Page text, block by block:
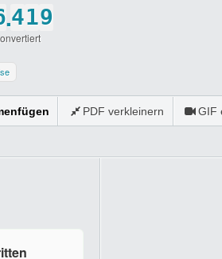
.4
5
6
7
8
9
1
2
4
5
6
9
0
PDF verkleinern GIF